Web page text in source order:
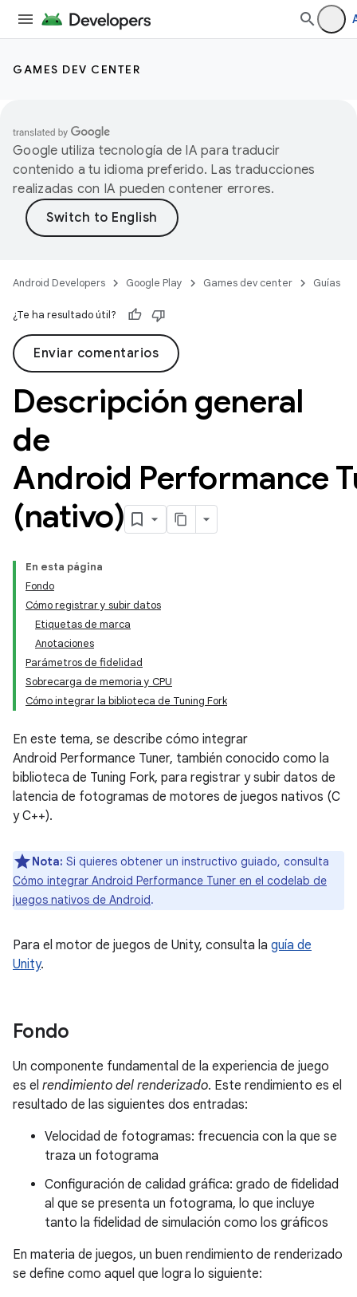
GAMES DEV CENTER
Google utiliza tecnología de IA para traducir
contenido a tu idioma preferido. Las traducciones
realizadas con IA pueden contener errores.
Android Developers Google Play Games dev center Guías
¿Te ha resultado útil?
Enviar comentarios
Descripción general
de
Android Performance
(nativo)
En esta página
Fondo
Cómo registrar y subir datos
Etiquetas de marca
Anotaciones
Parámetros de fidelidad
Sobrecarga de memoria y CPU
Cómo integrar la biblioteca de Tuning Fork
En este tema, se describe cómo integrar
Android Performance Tuner, también conocido como la
biblioteca de Tuning Fork, para registrar y subir datos de
latencia de fotogramas de motores de juegos nativos (C
y C++).
Nota: Si quieres obtener un instructivo guiado, consulta
Cómo integrar Android Performance Tuner en el codelab de
juegos nativos de Android.
Para el motor de juegos de Unity, consulta la guía de
Unity.
Fondo
Un componente fundamental de la experiencia de juego
es el rendimiento del renderizado. Este rendimiento es el
resultado de las siguientes dos entradas:
Velocidad de fotogramas: frecuencia con la que se
traza un fotograma
Configuración de calidad gráfica: grado de fidelidad
al que se presenta un fotograma, lo que incluye
tanto la fidelidad de simulación como los gráficos
En materia de juegos, un buen rendimiento de renderizado
se define como aquel que logra lo siguiente: